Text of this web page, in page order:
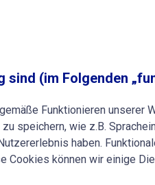
(im Folgenden
Funktionieren unserer
speichern, wie z.B.
haben.
können wir einige